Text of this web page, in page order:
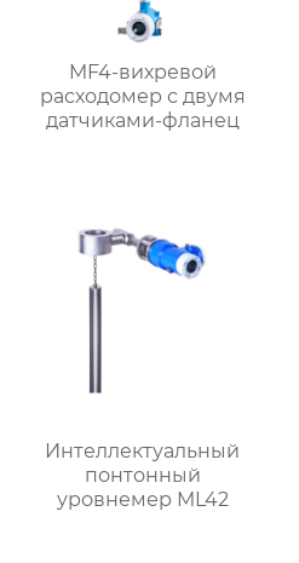
MF4-вихревой
расходомер с двумя
датчиками-фланец
Интеллектуальный
понтонный
уровнемер ML42